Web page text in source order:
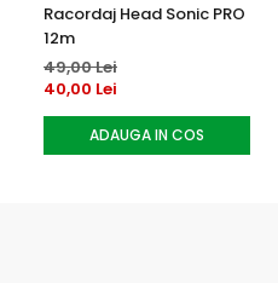
Racordaj Head Sonic PRO
12m
49,00 Lei
40,00 Lei
ADAUGA IN COS